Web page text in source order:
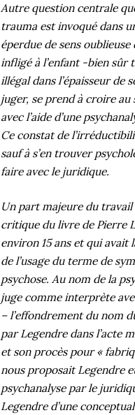
Autre question centrale
trauma est invoqué dans
éperdue de sens
infligé à l’enfant -bien sûr
illégal dans l’épaisseur de
juger, se prend à croire au
avec l’aide d’une
Ce constat de
sauf à s’en trouver
faire avec le juridique.
Un part majeure du travail
critique du livre de Pierre
environ 15 ans et qui
de l’usage du terme de
psychose. Au nom de la
juge comme interprète
– l’effondrement du nom
par Legendre dans l’acte
et son procès pour «
nous proposait Legendre
psychanalyse par le
Legendre d’une